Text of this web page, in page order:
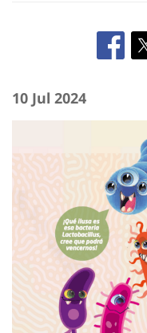
10 Jul 2024